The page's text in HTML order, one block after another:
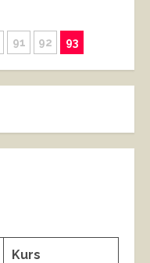
91 92 93
Kurs